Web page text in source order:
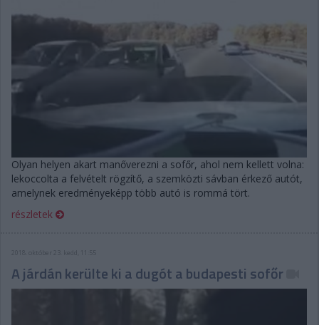
Olyan helyen akart manőverezni a sofőr, ahol nem kellett volna:
lekoccolta a felvételt rögzítő, a szemközti sávban érkező autót,
amelynek eredményeképp több autó is rommá tört.
részletek
2018. október 23. kedd, 11:55
A járdán kerülte ki a dugót a budapesti sofőr